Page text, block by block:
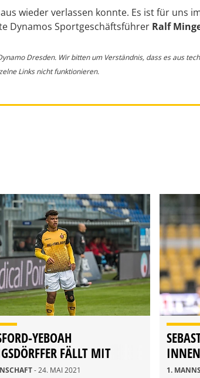
wieder verlassen konnte. Es ist für uns
Dynamos Sportgeschäftsführer Ralf
Dresden. Wir bitten um Verständnis, dass es aus
Links nicht funktionieren.
YEBOAH
FÄLLT MIT
AUS
- 24. MAI 2021 1.